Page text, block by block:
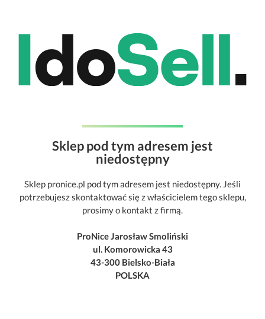
Sklep pod tym adresem jest
niedostępny
Sklep pronice.pl pod tym adresem jest niedostępny. Jeśli
potrzebujesz skontaktować się z właścicielem tego sklepu,
prosimy o kontakt z firmą.
ProNice Jarosław Smoliński
ul. Komorowicka 43
43-300 Bielsko-Biała
POLSKA